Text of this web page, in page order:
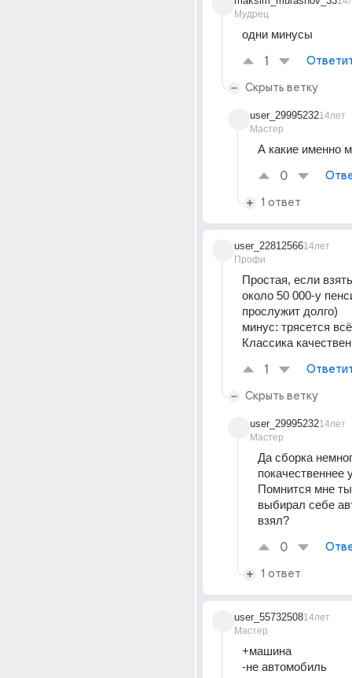
Мудрец
одни минусы
1
Скрыть ветку
user_29995232
Мастер
14лет
А какие именно
0
1 ответ
user_22812566
Профи
14лет
Простая, если
около 50 000-у
прослужит долго)
минус: трясется
Классика
1
Скрыть ветку
user_29995232
Мастер
14лет
Да сборка
покачественнее
Помнится мне
выбирал себе
взял?
0
1 ответ
user_55732508
Мастер
14лет
+машина
-не автомобиль